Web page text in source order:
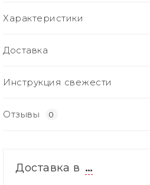
Характеристики
Доставка
Инструкция свежести
Отзывы 0
Доставка в …